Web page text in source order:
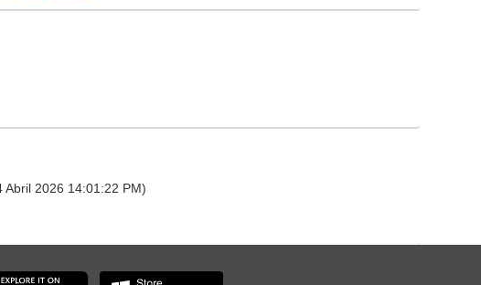
2026 14:01:22 PM)